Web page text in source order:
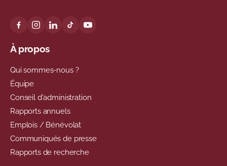
À propos
Qui sommes-nous ?
Équipe
Conseil d'administration
Rapports annuels
Emplois / Bénévolat
Communiqués de presse
Rapports de recherche